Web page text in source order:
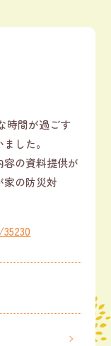
時間が過ごす
した。
の資料提供が
家の防災対